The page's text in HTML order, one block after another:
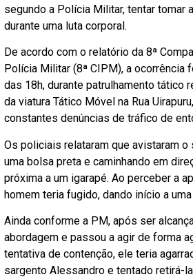
segundo a Polícia Militar, tentar tomar
durante uma luta corporal.
De acordo com o relatório da 8ª
Polícia Militar (8ª CIPM), a ocorrência
das 18h, durante patrulhamento tático
da viatura Tático Móvel na Rua
constantes denúncias de tráfico de
Os policiais relataram que avistaram
uma bolsa preta e caminhando em
próxima a um igarapé. Ao perceber a
homem teria fugido, dando início a
Ainda conforme a PM, após ser
abordagem e passou a agir de forma
tentativa de contenção, ele teria
sargento Alessandro e tentado retirá-